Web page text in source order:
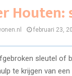
februari 23,
sleutel of
te krijgen van